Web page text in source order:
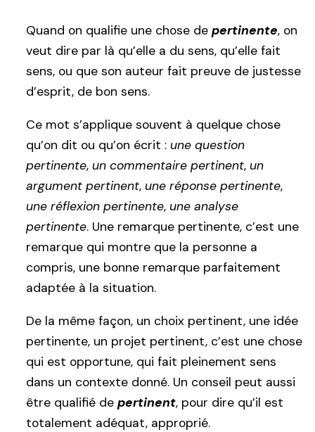
Quand on qualifie une chose de pertinente, on
veut dire par là qu’elle a du sens, qu’elle fait
sens, ou que son auteur fait preuve de justesse
d’esprit, de bon sens.
Ce mot s’applique souvent à quelque chose
qu’on dit ou qu’on écrit : une question
pertinente, un commentaire pertinent, un
argument pertinent, une réponse pertinente,
une réflexion pertinente, une analyse
pertinente. Une remarque pertinente, c’est une
remarque qui montre que la personne a
compris, une bonne remarque parfaitement
adaptée à la situation.
De la même façon, un choix pertinent, une idée
pertinente, un projet pertinent, c’est une chose
qui est opportune, qui fait pleinement sens
dans un contexte donné. Un conseil peut aussi
être qualifié de pertinent, pour dire qu’il est
totalement adéquat, approprié.